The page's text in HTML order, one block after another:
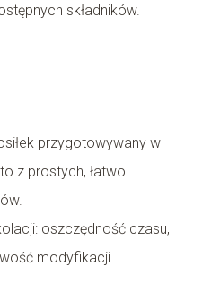
składników.
przygotowywany w
z prostych, łatwo
oszczędność czasu,
modyfikacji